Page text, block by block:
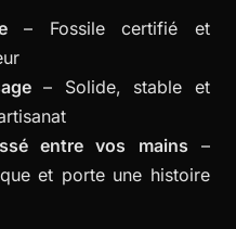
– Fossile certifié et
– Solide, stable et
entre vos mains –
et porte une histoire